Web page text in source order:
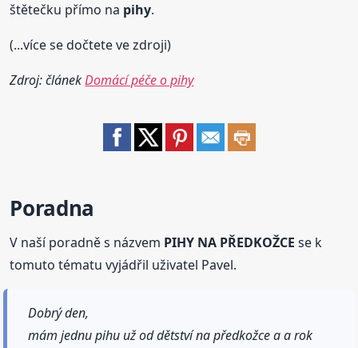
štětečku přímo na pihy.
(...více se dočtete ve zdroji)
Zdroj: článekDomácí péče o pihy
Poradna
V naší poradně s názvem PIHY NA PŘEDKOŽCE se k
tomuto tématu vyjádřil uživatel Pavel.
Dobrý den,
mám jednu pihu už od dětství na předkožce a a rok